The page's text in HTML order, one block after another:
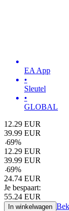
EA App
•
Sleutel
•
GLOBAL
12.29 EUR
39.99 EUR
-69%
12.29 EUR
39.99 EUR
-69%
24.74 EUR
Je bespaart:
55.24 EUR
In winkelwagen